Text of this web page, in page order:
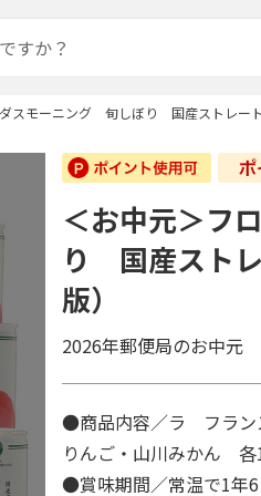
スモーニング 旬しぼり 国産ストレート
＜お中元＞フ
り 国産スト
版）
2026年郵便局のお中元
●商品内容／ラ フラン
りんご・山川みかん
●賞味期間／常温で1年